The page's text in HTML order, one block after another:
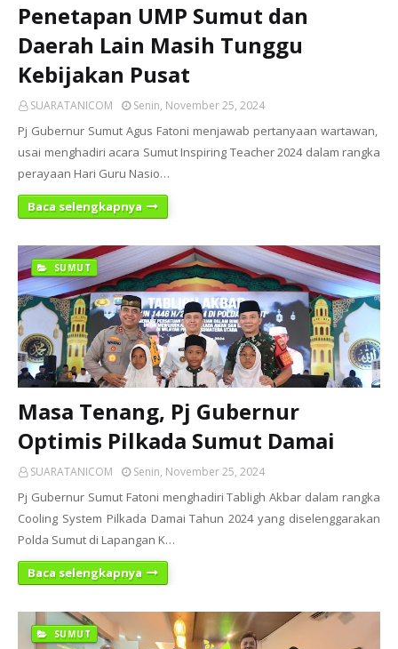
Penetapan UMP Sumut dan
Daerah Lain Masih Tunggu
Kebijakan Pusat
SUARATANICOM Senin, November 25, 2024
Pj Gubernur Sumut Agus Fatoni menjawab pertanyaan wartawan,
usai menghadiri acara Sumut Inspiring Teacher 2024 dalam rangka
perayaan Hari Guru Nasio…
Baca selengkapnya
SUMUT
Masa Tenang, Pj Gubernur
Optimis Pilkada Sumut Damai
SUARATANICOM Senin, November 25, 2024
Pj Gubernur Sumut Fatoni menghadiri Tabligh Akbar dalam rangka
Cooling System Pilkada Damai Tahun 2024 yang diselenggarakan
Polda Sumut di Lapangan K…
Baca selengkapnya
SUMUT